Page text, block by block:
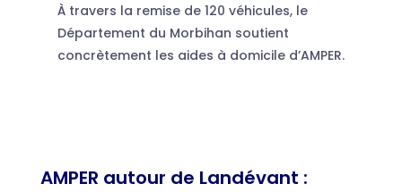
À travers la remise de 120 véhicules, le
Département du Morbihan soutient
concrètement les aides à domicile d’AMPER.
AMPER autour de Landévant :